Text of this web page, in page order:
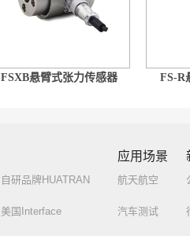
FSXB悬臂式张力传感器 FS-R
自研品牌HUATRAN
美国Interface
应用场景
航天航空
汽车测试